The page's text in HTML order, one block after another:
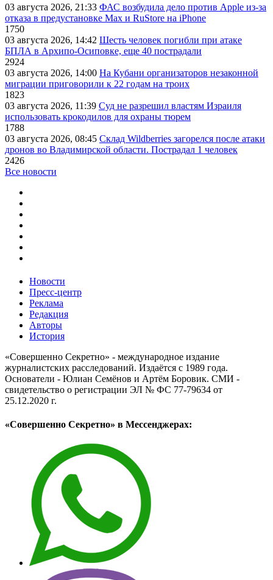
03 августа 2026, 21:33 ФАС возбудила дело против Apple из-за
отказа в предустановке Max и RuStore на iPhone
1750
03 августа 2026, 14:42 Шесть человек погибли при атаке
БПЛА в Архипо-Осиповке, еще 40 пострадали
2924
03 августа 2026, 14:00 На Кубани организаторов незаконной
миграции приговорили к 22 годам на троих
1823
03 августа 2026, 11:39 Суд не разрешил властям Израиля
использовать крокодилов для охраны тюрем
1788
03 августа 2026, 08:45 Склад Wildberries загорелся после атаки
дронов во Владимирской области. Пострадал 1 человек
2426
Все новости
Новости
Пресс-центр
Реклама
Редакция
Авторы
История
«Совершенно Секретно» - международное издание
журналистских расследований. Издаётся с 1989 года.
Основатели - Юлиан Семёнов и Артём Боровик. CМИ -
свидетельство о регистрации ЭЛ № ФС 77-79634 от
25.12.2020 г.
«Совершенно Секретно» в Мессенджерах: